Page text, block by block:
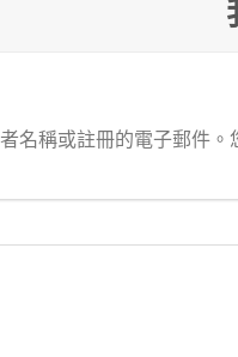
名稱或註冊的電子郵件